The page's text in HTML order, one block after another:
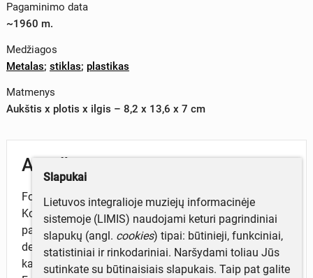
Pagaminimo data
~1960 m.
Medžiagos
Metalas; stiklas; plastikas
Matmenys
Aukštis x plotis x ilgis – 8,2 x 13,6 x 7 cm
Aprašymas
Fotoaparatas „Sears Roebuck Tower Automatic II".
Korpusas horizontalios keturkampės dėžutės formos,
pagamintas iš juodos spalvos plastiko, vietomis
dengtas pilkos bei auksinės spalvos dažais. Juostinis,
kadro dydis 4 x 4cm. Juostos tipas – 127.
Slapukai
Lietuvos integralioje muziejų informacinėje
sistemoje (LIMIS) naudojami keturi pagrindiniai
slapukų (angl. cookies) tipai: būtinieji, funkciniai,
statistiniai ir rinkodariniai. Naršydami toliau Jūs
sutinkate su būtinaisiais slapukais. Taip pat galite